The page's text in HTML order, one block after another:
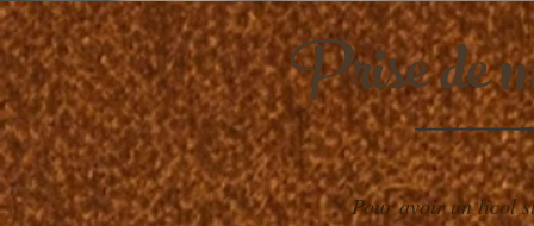
Prise de
Pour avoir un licol